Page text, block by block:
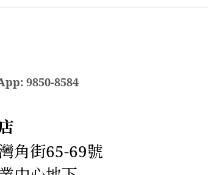
9850-8584
角街65-69號